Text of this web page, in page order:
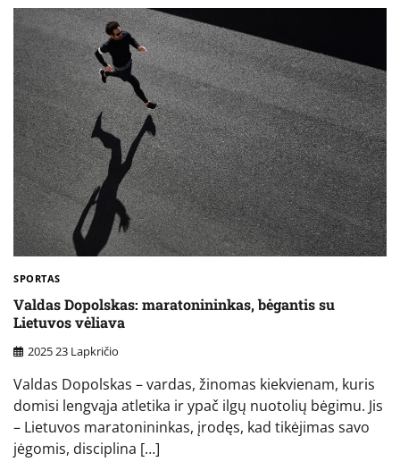
SPORTAS
Valdas Dopolskas: maratonininkas, bėgantis su
Lietuvos vėliava
2025 23 Lapkričio
Valdas Dopolskas – vardas, žinomas kiekvienam, kuris
domisi lengvąja atletika ir ypač ilgų nuotolių bėgimu. Jis
– Lietuvos maratonininkas, įrodęs, kad tikėjimas savo
jėgomis, disciplina […]